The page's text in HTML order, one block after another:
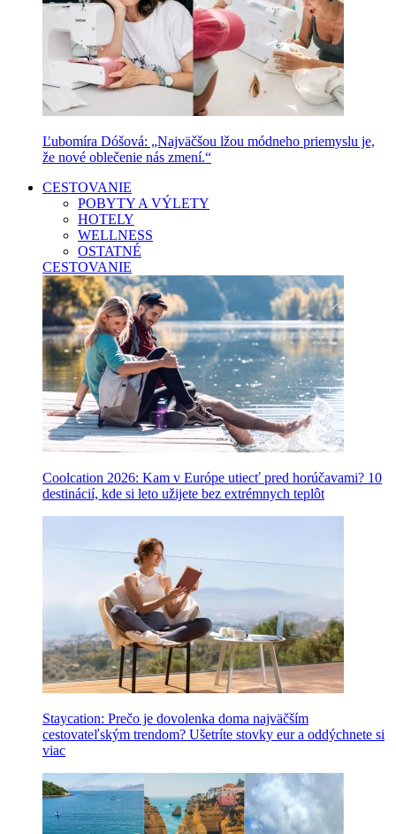
Ľubomíra Dóšová: „Najväčšou lžou módneho priemyslu je,
že nové oblečenie nás zmení.“
CESTOVANIE
POBYTY A VÝLETY
HOTELY
WELLNESS
OSTATNÉ
CESTOVANIE
Coolcation 2026: Kam v Európe utiecť pred horúčavami? 10
destinácií, kde si leto užijete bez extrémnych teplôt
Staycation: Prečo je dovolenka doma najväčším
cestovateľským trendom? Ušetríte stovky eur a oddýchnete si
viac